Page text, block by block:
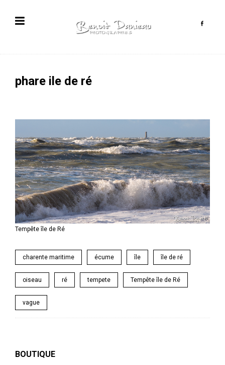
phare ile de ré
Tempête île de Ré
charente maritime écume île île de ré
oiseau ré tempete Tempête île de Ré
vague
BOUTIQUE